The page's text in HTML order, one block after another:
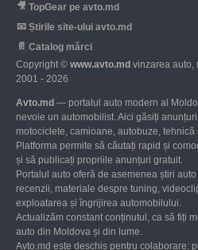
🎥 TopGear pe avto.md
📧 Știrile site-ului avto.md
📄 Catalog mărci
Copyright © www.avto.md vinzarea auto,
2001 - 2026
Avto.md — portalul auto modern al
nevoie un automobilist. Aici găsiți
motociclete, camioane, autobuze,
Platforma permite să căutați rapid și
și să publicați propriile anunțuri gratuit.
Portalul auto oferă de asemenea știri
recenzii, materiale despre tuning,
exploatarea și îngrijirea automobilului.
Actualizăm constant conținutul, ca să fiți
auto din Moldova și din lume.
Avto.md este deschis pentru colaborare: